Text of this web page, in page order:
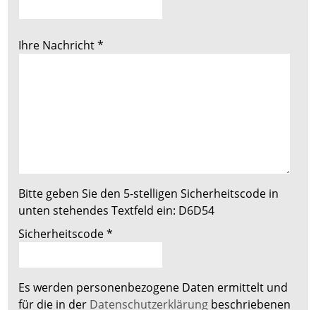
Ihre Nachricht*
Bitte geben Sie den 5-stelligen Sicherheitscode in
unten stehendes Textfeld ein: D6D54
Sicherheitscode*
Es werden personenbezogene Daten ermittelt und
für die in der Datenschutzerklärung beschriebenen